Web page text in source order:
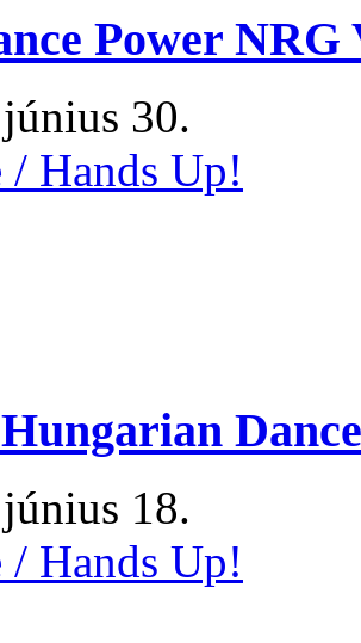
Power NRG
30.
/ Hands Up!
18.
/ Hands Up!